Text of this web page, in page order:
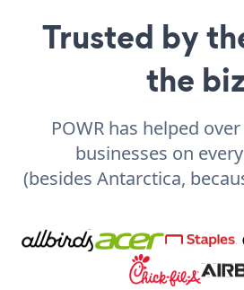
Trusted by
the
POWR has helped
businesses on
(besides Antarctica,